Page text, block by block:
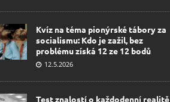
Kvíz na téma pionýrské tábory za
socialismu: Kdo je zažil, bez
problému získá 12 ze 12 bodů
12.5.2026
Test znalostí o každodenní realitě